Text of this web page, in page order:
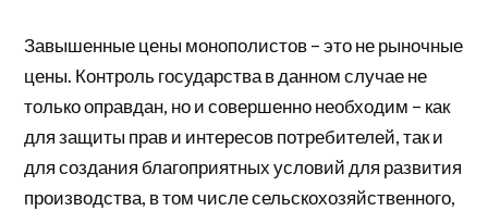
Завышенные цены монополистов – это не рыночные
цены. Контроль государства в данном случае не
только оправдан, но и совершенно необходим – как
для защиты прав и интересов потребителей, так и
для создания благоприятных условий для развития
производства, в том числе сельскохозяйственного,